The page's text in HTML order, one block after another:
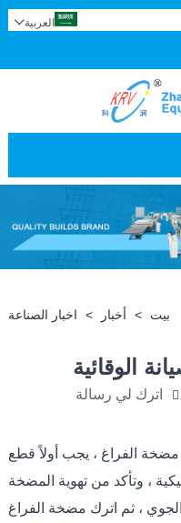
العربية
بيت > أخبار > اخبار الصناعة
الوقائية
اترك لي رسالة
الفراغ ، يجب أولاً قطع
، وتأكد من تهوية المضخة
الجوي ، ثم اترك مضخة الفراغ